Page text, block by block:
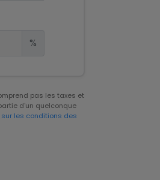
%
pas les taxes et
d'un quelconque
les conditions des